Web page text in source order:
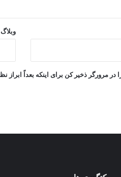
وبلاگ
در مرورگر ذخیر کن برای اینکه بعداً ابراز